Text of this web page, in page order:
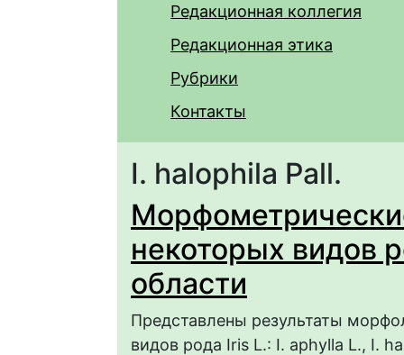
Редакционная коллегия
Редакционная этика
Рубрики
Контакты
I. halophila Pall.
некоторых видов
области
Представлены результаты
видов рода Iris L.: I. aphylla L., I.